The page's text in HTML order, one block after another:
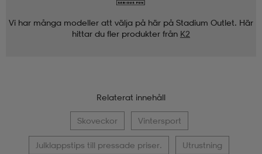
Vi har många modeller att välja på här på Stadium Outlet. Här
hittar du fler produkter från K2
Relaterat innehåll
Skoveckor Vintersport
Julklappstips till pressade priser. Utrustning